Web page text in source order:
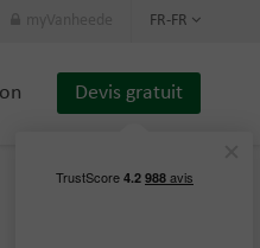
FR-FR
Devis gratuit